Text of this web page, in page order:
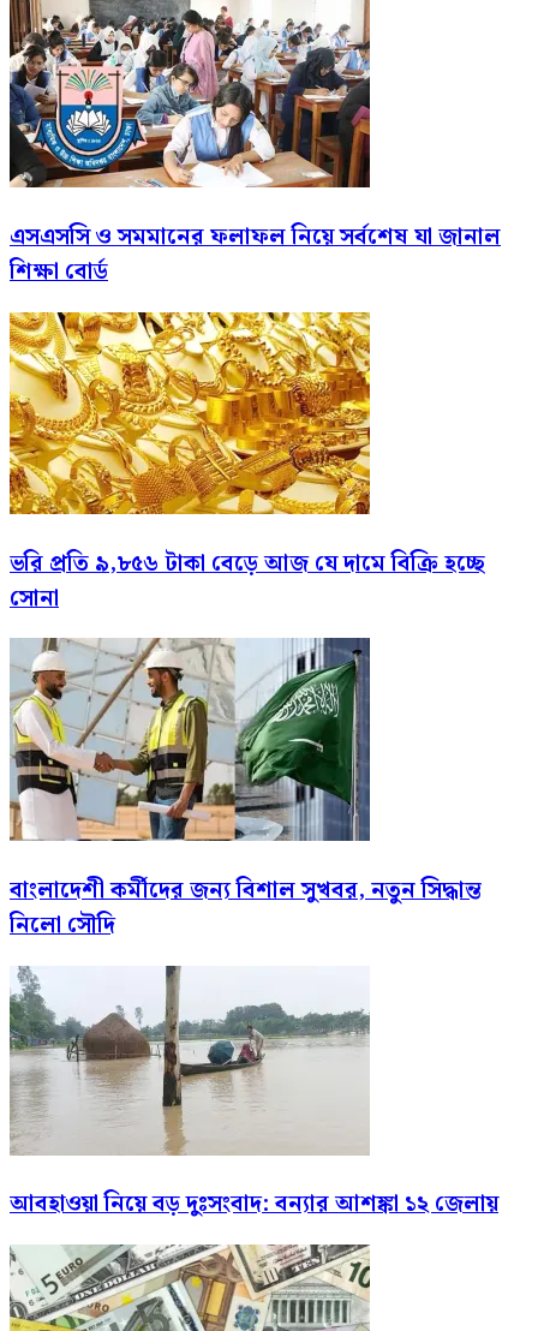
এসএসসি ও সমমানের ফলাফল নিয়ে সর্বশেষ যা জানাল
শিক্ষা বোর্ড
ভরি প্রতি ৯,৮৫৬ টাকা বেড়ে আজ যে দামে বিক্রি হচ্ছে
সোনা
বাংলাদেশী কর্মীদের জন্য বিশাল সুখবর, নতুন সিদ্ধান্ত
নিলো সৌদি
আবহাওয়া নিয়ে বড় দুঃসংবাদ: বন্যার আশঙ্কা ১২ জেলায়